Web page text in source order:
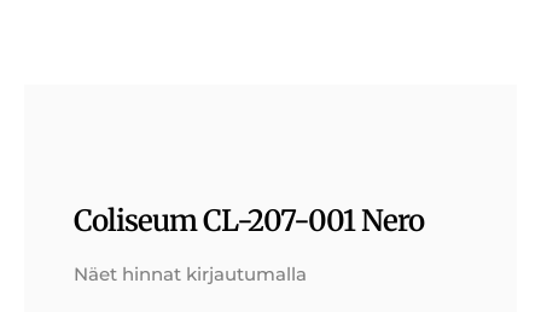
Coliseum CL-207-001 Nero
Näet hinnat kirjautumalla